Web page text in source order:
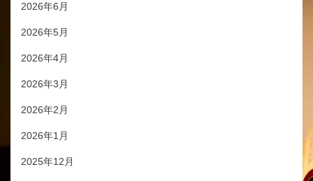
2026年6月
2026年5月
2026年4月
2026年3月
2026年2月
2026年1月
2025年12月